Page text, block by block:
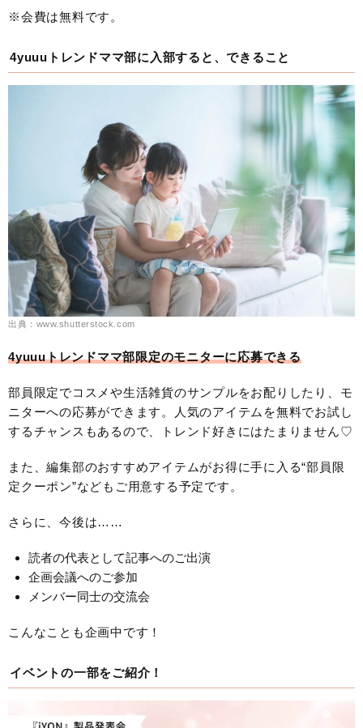
※会費は無料です。
4yuuuトレンドママ部に入部すると、できること
出典：www.shutterstock.com
4yuuuトレンドママ部限定のモニターに応募できる
部員限定でコスメや生活雑貨のサンプルをお配りしたり、モ
ニターへの応募ができます。人気のアイテムを無料でお試し
するチャンスもあるので、トレンド好きにはたまりません♡
また、編集部のおすすめアイテムがお得に手に入る“部員限
定クーポン”などもご用意する予定です。
さらに、今後は……
読者の代表として記事へのご出演
企画会議へのご参加
メンバー同士の交流会
こんなことも企画中です！
イベントの一部をご紹介！